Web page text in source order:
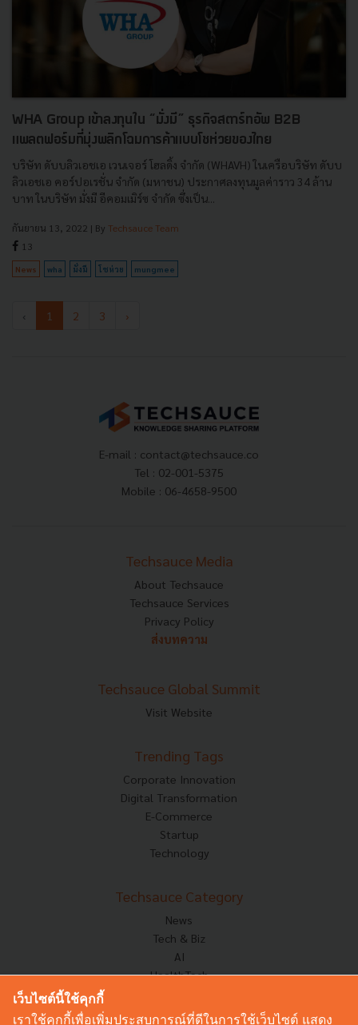
WHA Group เข้าลงทุนใน “มั่งมี” ธุรกิจสตาร์ทอัพ B2B
แพลตฟอร์มที่มุ่งพลิกโฉมการค้าแบบโชห่วยของไทย
บริษัท ดับบลิวเอชเอ เวนเจอร์ โฮลดิ้ง จำกัด (WHAVH) ในเครือบริษัท ดับบ
ลิวเอชเอ คอร์ปอเรชั่น จำกัด (มหาชน) ประกาศลงทุนมูลค่าราว 34 ล้าน
บาท ในบริษัท มั่งมี อีคอมเมิร์ซ จำกัด ซึ่งเป็น...
กันยายน 13, 2022 | By Techsauce Team
13
News wha มั่งมี โชห่วย mungmee
‹ 1 2 3 ›
E-mail : contact@techsauce.co
Tel : 02-001-5375
Mobile : 06-4658-9500
Techsauce Media
About Techsauce
Techsauce Services
Privacy Policy
ส่งบทความ
Techsauce Global Summit
Visit Website
Trending Tags
Corporate Innovation
Digital Transformation
E-Commerce
Startup
Technology
Techsauce Category
News
Tech & Biz
AI
HealthTech
Corp Innov
เว็บไซต์นี้ใช้คุกกี้
เราใช้คุกกี้เพื่อเพิ่มประสบการณ์ที่ดีในการใช้เว็บไซต์ แสดง